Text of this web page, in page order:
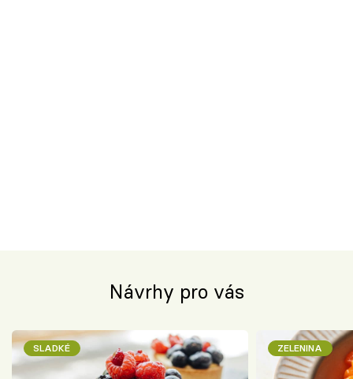
Návrhy pro vás
SLADKÉ ZELENINA